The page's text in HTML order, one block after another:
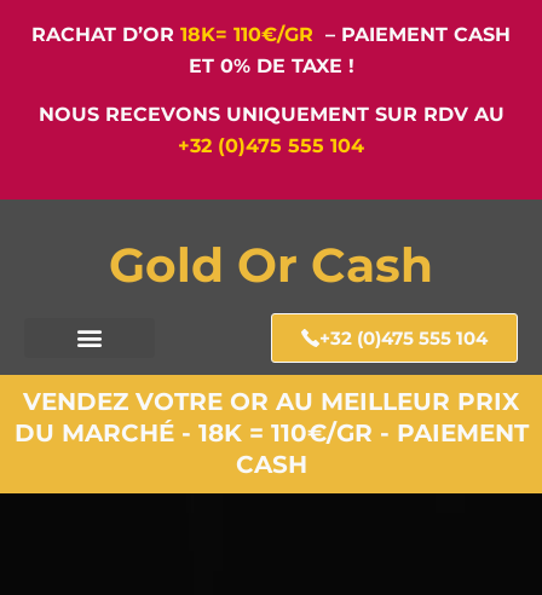
RACHAT D’OR 18K= 110€/GR – PAIEMENT CASH
ET 0% DE TAXE !
NOUS RECEVONS UNIQUEMENT SUR RDV AU
+32 (0)475 555 104
Gold Or Cash
+32 (0)475 555 104
VENDEZ VOTRE OR AU MEILLEUR PRIX
DU MARCHÉ - 18K = 110€/GR - PAIEMENT
CASH